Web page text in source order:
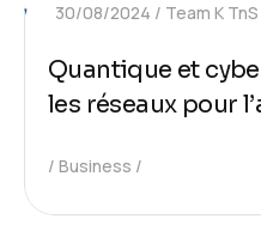
30/08/2024 Team K TnS
Quantique et
les réseaux pour
Business